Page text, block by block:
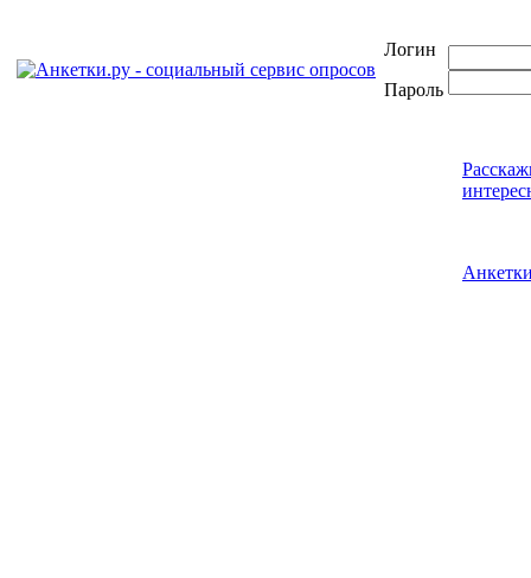
Логин
Пароль